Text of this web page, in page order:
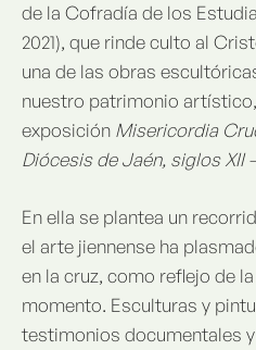
de la Cofradía de los
2021), que rinde culto al
una de las obras
nuestro patrimonio
exposición Misericordia
Diócesis de Jaén, siglos XII
En ella se plantea un
el arte jiennense ha
en la cruz, como reflejo de
momento. Esculturas y
testimonios documentales